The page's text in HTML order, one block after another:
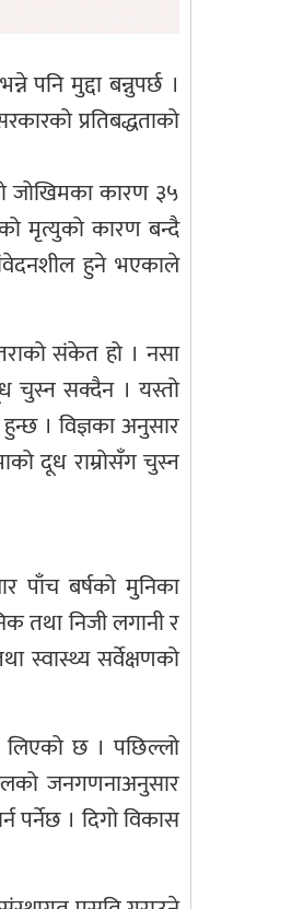
पनि मुद्दा बन्नुपर्छ ।
प्रतिबद्धताको
जोखिमका कारण ३५
मृत्युको कारण बन्दै
हुने भएकाले
संकेत हो । नसा
चुस्न सक्दैन । यस्तो
। विज्ञका अनुसार
दूध राम्रोसँग चुस्न
पाँच बर्षको मुनिका
तथा निजी लगानी र
स्वास्थ्य सर्वेक्षणको
लिएको छ । पछिल्लो
जनगणनाअनुसार
पर्नेछ । दिगो विकास